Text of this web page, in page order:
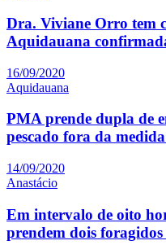
Dra. Viviane Orro tem
Aquidauana
16/09/2020
Aquidauana
PMA prende dupla de
pescado fora da
14/09/2020
Anastácio
Em intervalo de oito
prendem dois foragidos